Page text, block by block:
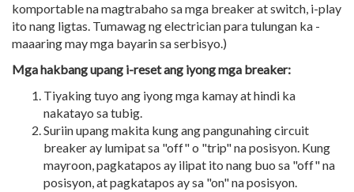
komportable na magtrabaho sa mga breaker at switch, i-play
ito nang ligtas. Tumawag ng electrician para tulungan ka -
maaaring may mga bayarin sa serbisyo.)
Mga hakbang upang i-reset ang iyong mga breaker:
Tiyaking tuyo ang iyong mga kamay at hindi ka
nakatayo sa tubig.
Suriin upang makita kung ang pangunahing circuit
breaker ay lumipat sa "off" o "trip" na posisyon. Kung
mayroon, pagkatapos ay ilipat ito nang buo sa "off" na
posisyon, at pagkatapos ay sa "on" na posisyon.